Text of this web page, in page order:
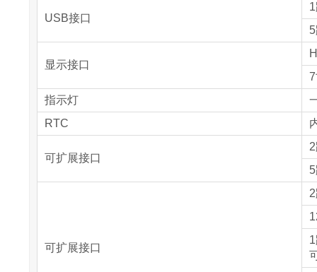
USB接口
显示接口
指示灯
RTC
可扩展接口
可扩展接口